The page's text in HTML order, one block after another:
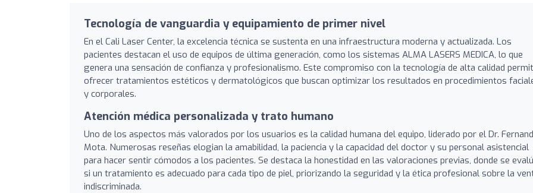
Tecnología de vanguardia y equipamiento de primer nivel
En el Cali Laser Center, la excelencia técnica se sustenta en una infraestructura moderna y actualizada. Los
pacientes destacan el uso de equipos de última generación, como los sistemas ALMA LASERS MEDICA, lo que
genera una sensación de confianza y profesionalismo. Este compromiso con la tecnología de alta calidad
ofrecer tratamientos estéticos y dermatológicos que buscan optimizar los resultados en procedimientos
y corporales.
Atención médica personalizada y trato humano
Uno de los aspectos más valorados por los usuarios es la calidad humana del equipo, liderado por el Dr.
Mota. Numerosas reseñas elogian la amabilidad, la paciencia y la capacidad del doctor y su personal asistencial
para hacer sentir cómodos a los pacientes. Se destaca la honestidad en las valoraciones previas, donde se
si un tratamiento es adecuado para cada tipo de piel, priorizando la seguridad y la ética profesional sobre la
indiscriminada.